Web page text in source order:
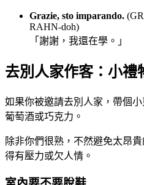
Grazie, sto imparando.
RAHN-doh)
「謝謝，我還在學。」
去別人家作客：小禮
如果你被邀請去別人家，帶個
葡萄酒或巧克力。
除非你們很熟，不然避免太昂
得有壓力或欠人情。